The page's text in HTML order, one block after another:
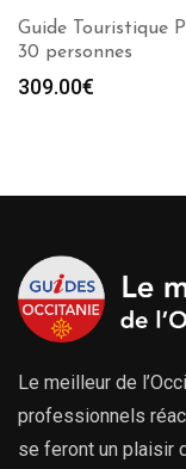
Guide Touristique
30 personnes
309.00€
Le meilleur de
professionnels
se feront un plaisir